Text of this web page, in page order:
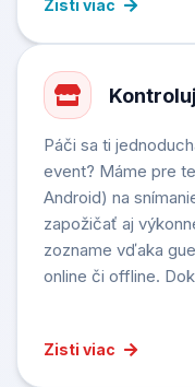
Zisti viac
Páči sa ti
event? Máme pre
Android) na
zapožičať aj
zozname vďaka
online či offline.
Zisti viac